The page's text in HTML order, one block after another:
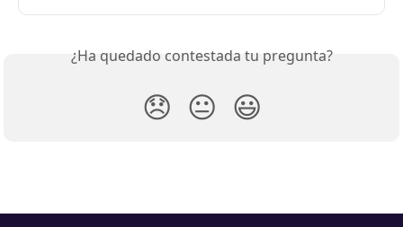
¿Ha quedado contestada tu pregunta?
😞 😐 😃